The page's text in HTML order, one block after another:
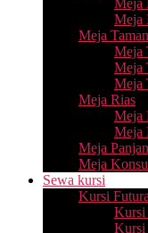
Meja
Meja
Meja
Meja
Meja
Meja
Meja Rias
Meja
Meja
Meja
Meja
Sewa kursi
Kursi Futura
Kursi
Kursi